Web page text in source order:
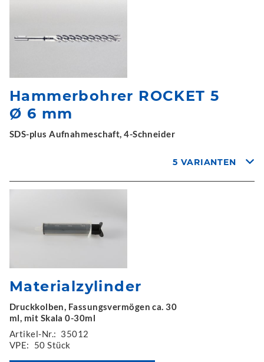
Hammerbohrer ROCKET 5
Ø 6 mm
SDS-plus Aufnahmeschaft, 4-Schneider
5 VARIANTEN
Materialzylinder
Druckkolben, Fassungsvermögen ca. 30
ml, mit Skala 0-30ml
Artikel-Nr.: 35012
VPE:
50 Stück